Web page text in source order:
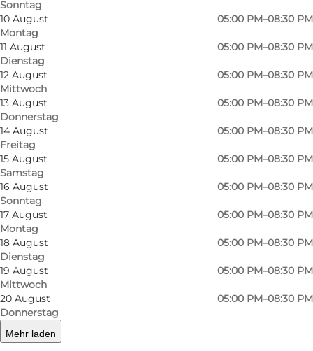
Sonntag
10 August
Montag
05:00 PM–08:30 PM
11 August
Dienstag
05:00 PM–08:30 PM
12 August
Mittwoch
05:00 PM–08:30 PM
13 August
Donnerstag
05:00 PM–08:30 PM
14 August
Freitag
05:00 PM–08:30 PM
15 August
Samstag
05:00 PM–08:30 PM
16 August
Sonntag
05:00 PM–08:30 PM
17 August
Montag
05:00 PM–08:30 PM
18 August
Dienstag
05:00 PM–08:30 PM
19 August
Mittwoch
05:00 PM–08:30 PM
20 August
Donnerstag
05:00 PM–08:30 PM
Mehr laden
Buffet, Meerblick und familiäre Atmosphäre im
Restaurant BrøDDan
Mitten in der steilen Brøddegade in Gudhjem
liegt das Restaurant BrøDDan mit Blick auf die
Ostsee und die charakteristischen Dächer der
Stadt. Hier steht das Buffet im Mittelpunkt des
Erlebnisses, und jeden Tag werden neue
Gerichte, frische Salate und beliebte Klassiker
serviert, die dazu einladen, die verschiedenen
Geschmacksrichtungen zu entdecken.
Das familienfreundliche Restaurant bietet für
Groß und Klein etwas Passendes – ob Buffet,
hausgemachte Pizza oder ein Mittagessen mit
Meerblick. Dazu werden unter anderem lokal
gebraute Biere von Bornholm serviert, die die
vielfältigen Gerichte perfekt ergänzen.